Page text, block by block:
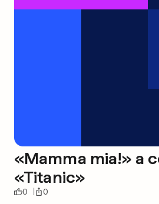
«Mamma mia!» a
«Titanic»
0 0